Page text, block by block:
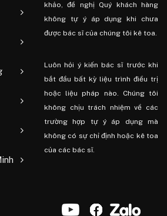
khảo, đề nghị Quý khách hàng
không tự ý áp dụng khi chưa
được bác sĩ của chúng tôi kê toa.
Luôn hỏi ý kiến ​​bác sĩ trước khi
bắt đầu bất kỳ liệu trình điều trị
hoặc liệu pháp nào. Chúng tôi
không chịu trách nhiệm về các
trường hợp tự ý áp dụng mà
không có sự chỉ định hoặc kê toa
của các bác sĩ.